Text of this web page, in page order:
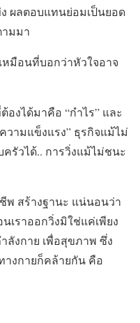
ผลตอบแทนย่อมเป็นยอด
มมา
หมือนที่บอกว่าหัวใจอาจ
องได้มาคือ “กำไร” และ
วามแข็งแรง” ธุรกิจแม้ไม่
รัวได้.. การวิ่งแม้ไม่ชนะ
พ สร้างฐานะ แน่นอนว่า
เราออกวิ่งมิใช่แค่เพียง
ลังกาย เพื่อสุขภาพ ซึ่ง
างกายก็คล้ายกัน คือ